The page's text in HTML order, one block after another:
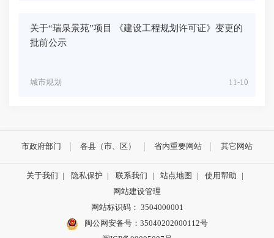
关于“瑞泉景苑”项目 《建设工程规划许可证》变更的
批前公示
11-10
城市规划
市政府部门 各县（市、区） 省内重要网站 其它网站
关于我们 | 隐私保护 | 联系我们 | 站点地图 | 使用帮助
|
网站建设管理
网站标识码： 3504000001
闽公网安备号：35040202000112号